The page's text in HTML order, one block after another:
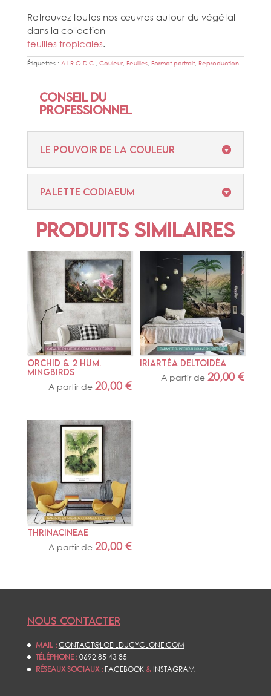
Retrouvez toutes nos œuvres autour du végétal
dans la collection
feuilles tropicales.
Étiquettes : A.I.R.O.D.C., Couleur, Feuilles, Format portrait, Reproduction
Conseil du
professionnel
Le pouvoir de la couleur
Palette codiaeum
Produits similaires
ORCHID & 2 HUM.
MINGBIRDS
A partir de 20,00 €
IRIARTÉA DELTOIDÉA
A partir de20,00€
THRINACINEAE
A partir de 20,00 €
NOUS CONTACTER
MAIL :CONTACT@LOEILDUCYCLONE.COM
TÉLÉPHONE :0692 85 43 85
RÉSEAUX SOCIAUX : FACEBOOK& INSTAGRAM